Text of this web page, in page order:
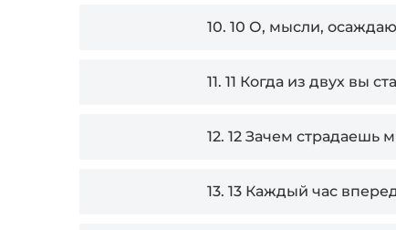
10. 10 О, мысли,
11. 11 Когда из двух вы
12. 12 Зачем страдаешь
13. 13 Каждый час